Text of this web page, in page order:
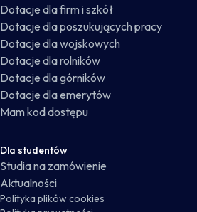
Dotacje dla firm i szkół
Dotacje dla poszukujących pracy
Dotacje dla wojskowych
Dotacje dla rolników
Dotacje dla górników
Dotacje dla emerytów
Mam kod dostępu
Dla studentów
Studia na zamówienie
Aktualności
Polityka plików cookies